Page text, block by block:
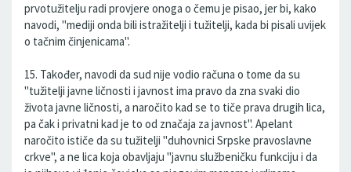
prvotužitelju radi provjere onoga o čemu je pisao, jer bi, kako
navodi, "mediji onda bili istražitelji i tužitelji, kada bi pisali uvijek
o tačnim činjenicama".
15. Također, navodi da sud nije vodio računa o tome da su
"tužitelji javne ličnosti i javnost ima pravo da zna svaki dio
života javne ličnosti, a naročito kad se to tiče prava drugih lica,
pa čak i privatni kad je to od značaja za javnost". Apelant
naročito ističe da su tužitelji "duhovnici Srpske pravoslavne
crkve", a ne lica koja obavljaju "javnu službeničku funkciju i da